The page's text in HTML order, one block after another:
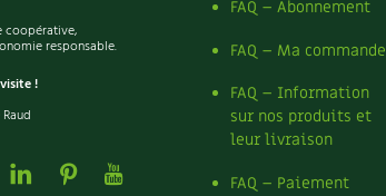
coopérative,
responsable.
!
Linkedin
PinterestYoutube
FAQ – Abonnement
FAQ – Ma commande
FAQ – Information
sur nos produits et
leur livraison
FAQ – Paiement